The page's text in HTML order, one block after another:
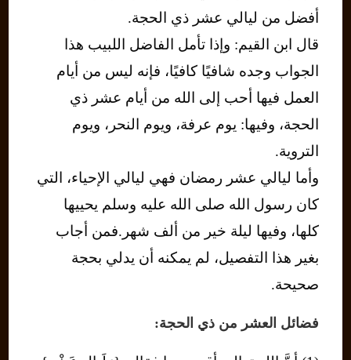
أفضل من ليالي عشر ذي الحجة.
قال ابن القيم: وإذا تأمل الفاضل اللبيب هذا
الجواب وجده شافيًا كافيًا، فإنه ليس من أيام
العمل فيها أحب إلى الله من أيام عشر ذي
الحجة، وفيها: يوم عرفة، ويوم النحر، ويوم
التروية.
وأما ليالي عشر رمضان فهي ليالي الإحياء، التي
كان رسول الله صلى الله عليه وسلم يحييها
كلها، وفيها ليلة خير من ألف شهر.فمن أجاب
بغير هذا التفصيل، لم يمكنه أن يدلي بحجة
صحيحة.
فضائل العشر من ذي الحجة: